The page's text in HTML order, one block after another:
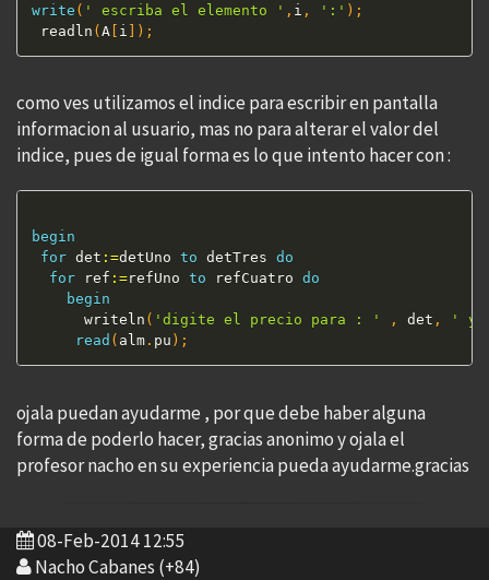
write ( ' escriba el elemento ' , i , ':' ) ;
readln (A [ i ] ) ;
como ves utilizamos el indice para escribir en pantalla
informacion al usuario, mas no para alterar el valor del
indice, pues de igual forma es lo que intento hacer con :
begin
for det :=detUno to detTres do
for ref :=refUno to refCuatro do
begin
      writeln
( 'digite el precio para : ' , det ,
' y
read ( alm . pu ) ;
ojala puedan ayudarme , por que debe haber alguna
forma de poderlo hacer, gracias anonimo y ojala el
profesor nacho en su experiencia pueda ayudarme.gracias
08-Feb-2014 12:55
Nacho Cabanes (+84)